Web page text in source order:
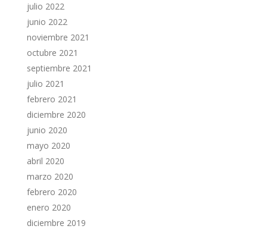
julio 2022
junio 2022
noviembre 2021
octubre 2021
septiembre 2021
julio 2021
febrero 2021
diciembre 2020
junio 2020
mayo 2020
abril 2020
marzo 2020
febrero 2020
enero 2020
diciembre 2019